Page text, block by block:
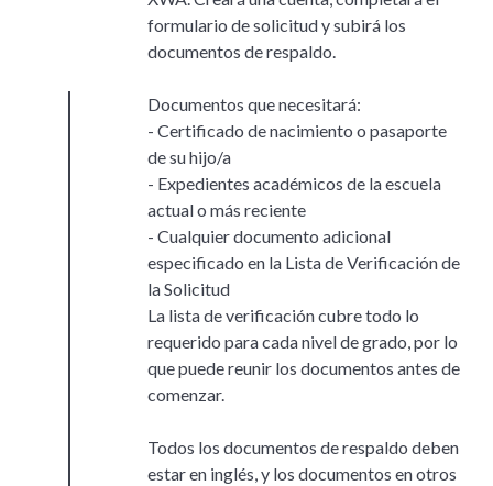
formulario de solicitud y subirá los
documentos de respaldo.
Documentos que necesitará:
- Certificado de nacimiento o pasaporte
de su hijo/a
- Expedientes académicos de la escuela
actual o más reciente
- Cualquier documento adicional
especificado en la Lista de Verificación de
la Solicitud
La lista de verificación cubre todo lo
requerido para cada nivel de grado, por lo
que puede reunir los documentos antes de
comenzar.
Todos los documentos de respaldo deben
estar en inglés, y los documentos en otros